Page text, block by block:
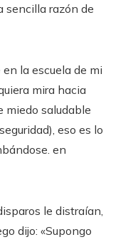
sencilla razón de
la escuela de mi
mira hacia
miedo saludable
eso es lo
en
le distraían,
dijo: «Supongo